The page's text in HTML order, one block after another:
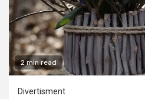
2 min read
Divertisment